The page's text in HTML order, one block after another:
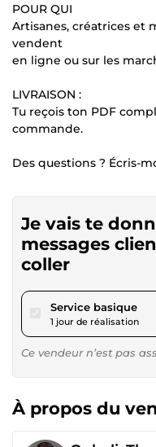
POUR QUI
Artisanes, créatrices et
vendent
en ligne ou sur les
LIVRAISON :
Tu reçois ton PDF
commande.
Des questions ? Écris-
Je vais te
messages
coller
Service basique
1 jour de réalisation
Ce vendeur n’est pas
À propos du